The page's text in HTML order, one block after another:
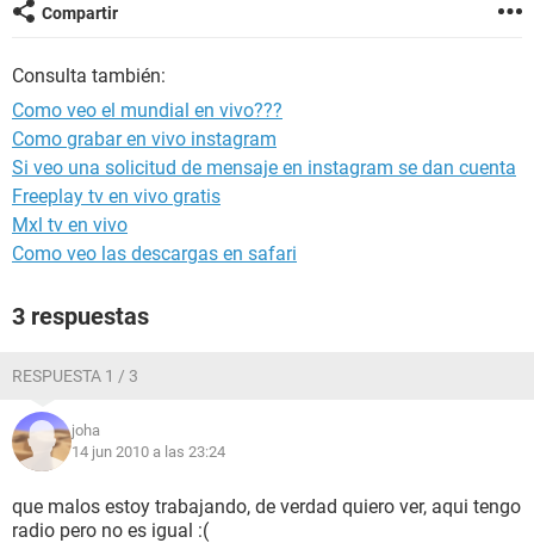
Compartir
Consulta también:
Como veo el mundial en vivo???
Como grabar en vivo instagram
Si veo una solicitud de mensaje en instagram se dan cuenta
Freeplay tv en vivo gratis
Mxl tv en vivo
Como veo las descargas en safari
3 respuestas
RESPUESTA 1 / 3
joha
14 jun 2010 a las 23:24
que malos estoy trabajando, de verdad quiero ver, aqui tengo
radio pero no es igual :(